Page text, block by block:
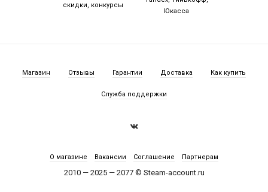
скидки, конкурсы
Юкасса
Магазин Отзывы Гарантии Доставка Как купить
Служба поддержки
2010 — 2025 — 2077 © Steam-account.ru
О магазине Вакансии Соглашение Партнерам